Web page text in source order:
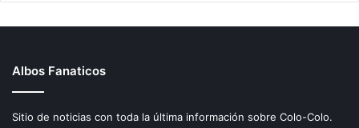
Albos Fanaticos
Sitio de noticias con toda la última información sobre Colo-Colo.